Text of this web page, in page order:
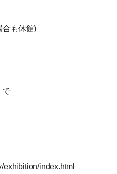
合も休館)
で
exhibition/index.html